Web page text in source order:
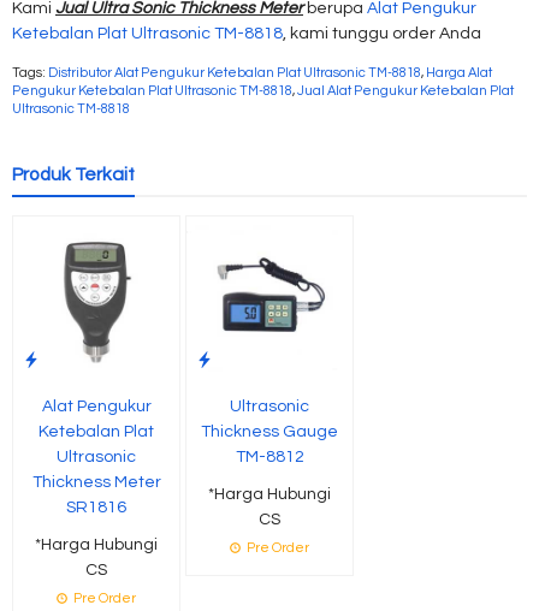
Kami Jual Ultra Sonic Thickness Meterberupa Alat Pengukur
Ketebalan Plat Ultrasonic TM-8818 , kami tunggu order Anda
Tags: Distributor Alat Pengukur Ketebalan Plat Ultrasonic TM-8818, Harga Alat
Pengukur Ketebalan Plat Ultrasonic TM-8818,Jual Alat Pengukur Ketebalan Plat
Ultrasonic TM-8818
Produk Terkait
Alat Pengukur
Ketebalan Plat
Ultrasonic
Thickness Meter
SR1816
*Harga Hubungi
CS
Pre Order
Ultrasonic
Thickness Gauge
TM-8812
*Harga Hubungi
CS
Pre Order